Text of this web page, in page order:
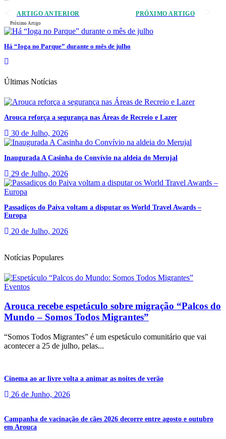
ARTIGO ANTERIOR PRÓXIMO ARTIGO
Próximo Artigo
Há “Ioga no Parque” durante o mês de julho
Últimas Notícias
Arouca reforça a segurança nas Áreas de Recreio e Lazer
30 de Julho, 2026
Inaugurada A Casinha do Convívio na aldeia do Merujal
29 de Julho, 2026
Passadiços do Paiva voltam a disputar os World Travel Awards –
Europa
20 de Julho, 2026
Notícias Populares
Eventos
Arouca recebe espetáculo sobre migração “Palcos do
Mundo – Somos Todos Migrantes”
“Somos Todos Migrantes” é um espetáculo comunitário que vai
acontecer a 25 de julho, pelas...
Cinema ao ar livre volta a animar as noites de verão
26 de Junho, 2026
Campanha de vacinação de cães 2026 decorre entre agosto e outubro
em Arouca